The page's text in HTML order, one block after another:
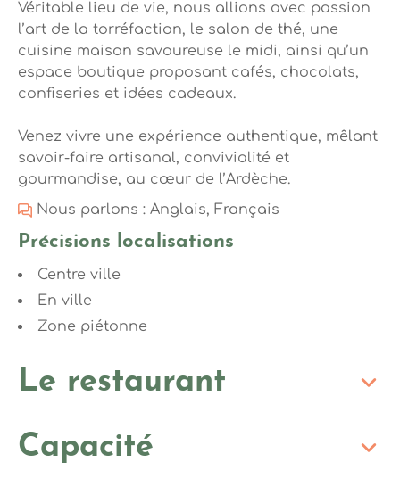
Véritable lieu de vie, nous allions avec passion
l’art de la torréfaction, le salon de thé, une
cuisine maison savoureuse le midi, ainsi qu’un
espace boutique proposant cafés, chocolats,
confiseries et idées cadeaux.
Venez vivre une expérience authentique, mêlant
savoir-faire artisanal, convivialité et
gourmandise, au cœur de l’Ardèche.
Nous parlons : Anglais, Français
Précisions localisations
Centre ville
En ville
Zone piétonne
Le restaurant
Capacité